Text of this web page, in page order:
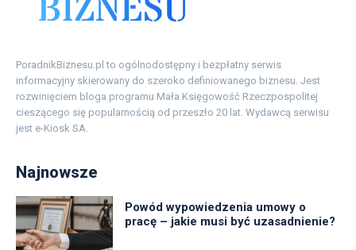
PoradnikBiznesu.pl to ogólnodostępny i bezpłatny serwis
informacyjny skierowany do szeroko definiowanego biznesu. Jest
rozwinięciem bloga programu Mała Księgowość Rzeczpospolitej
cieszącego się popularnością od przeszło 20 lat. Wydawcą serwisu
jest e-Kiosk SA.
Najnowsze
Powód wypowiedzenia umowy o
pracę – jakie musi być uzasadnienie?